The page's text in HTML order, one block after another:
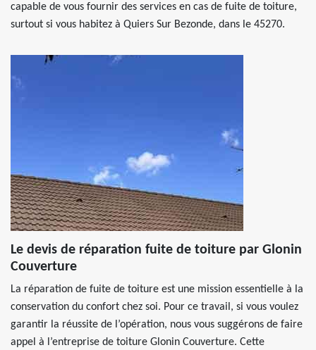
capable de vous fournir des services en cas de fuite de toiture,
surtout si vous habitez à Quiers Sur Bezonde, dans le 45270.
Le devis de réparation fuite de toiture par Glonin
Couverture
La réparation de fuite de toiture est une mission essentielle à la
conservation du confort chez soi. Pour ce travail, si vous voulez
garantir la réussite de l’opération, nous vous suggérons de faire
appel à l’entreprise de toiture Glonin Couverture. Cette